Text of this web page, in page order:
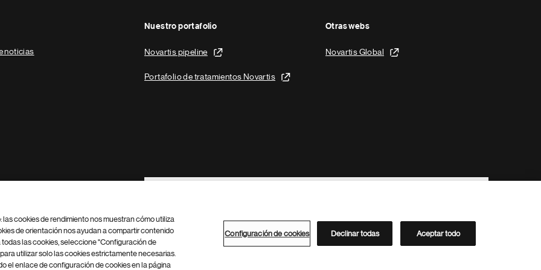
noticias
Nuestro portafolio
Novartis pipeline
Portafolio de tratamientos Novartis
Otras webs
Novartis Global
Footer Site Search
Configuración de cookies Mapa del sitio
Directorio de Novartis
cookies de rendimiento nos muestran cómo utiliza
de orientación nos ayudan a compartir contenido
las cookies, seleccione "Configuración de
utilizar solo las cookies estrictamente necesarias.
el enlace de configuración de cookies en la página
Configuración de cookies Declinar todas Aceptar todo